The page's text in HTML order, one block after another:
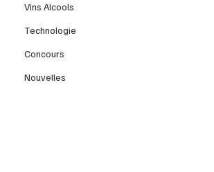
Vins Alcools
Technologie
Concours
Nouvelles